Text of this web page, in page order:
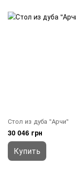
Стол из дуба "Арчи"
30 046 грн
Купить